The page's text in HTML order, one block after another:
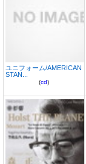
ユニフォーム/AMERICAN
STAN...
(cd)